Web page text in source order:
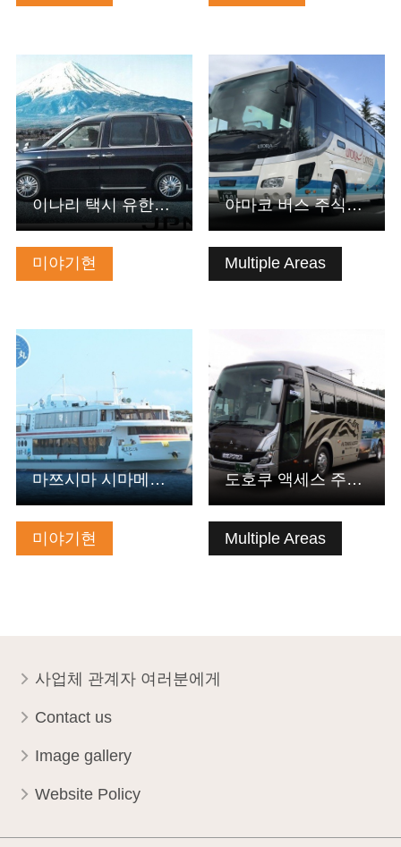
미야기현
기본정보 보기
이나리 택시 유한회사
Multiple Areas
기본정보 보기
야마코 버스 주식회사
미야기현
기본정보 보기
마쯔시마 시마메구리 관광선 기업조합
Multiple Areas
도호쿠 액세스 주식회사
사업체 관계자 여러분에게
Contact us
Image gallery
Website Policy